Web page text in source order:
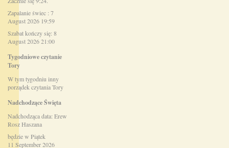
Zapalanie świec : 7
August 2026 19:59
Szabat kończy się: 8
August 2026 21:00
Tygodniowe czytanie
Tory
W tym tygodniu inny
porządek czytania Tory
Nadchodzące Święta
Nadchodząca data: Erew
Rosz Haszana
będzie w Piątek
11 September 2026